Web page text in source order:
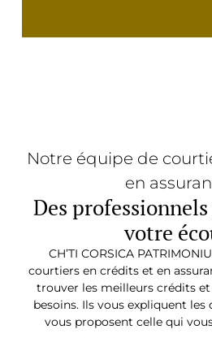
Notre équipe de
en
Des
votre
CH’TI CORSICA
courtiers en crédits et en
trouver les meilleurs crédits et
besoins. Ils vous expliquent
vous proposent celle qui